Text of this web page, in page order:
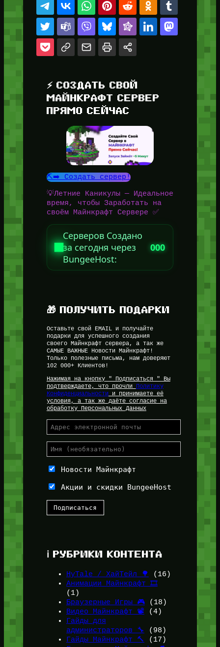
⚡ СОЗДАТЬ СВОЙ
МАЙНКРАФТ СЕРВЕР
ПРЯМО СЕЙЧАС
⛏️➡️ Создать сервер!
💡Летние Каникулы — Идеальное
время, чтобы Заработать на
своём Майнкрафт Сервере ✅
Серверов Создано
за сегодня через
BungeeHost:
000
🎁 ПОЛУЧИТЬ ПОДАРКИ
Оставьте свой EMAIL и получайте
подарки для успешного создания
своего Майнкрафт сервера, а так же
САМЫЕ ВАЖНЫЕ Новости Майнкрафт!
Только полезные письма, нам доверяют
102 000+ Клиентов!
Нажимая на кнопку " Подписаться " Вы
подтверждаете, что прочли
Политику
Конфиденциальностии принимаете её
условия, а так же даёте согласие на
обработку Персональных Данных
Новости Майнкрафт
Акции и скидки BungeeHost
ℹ️ РУБРИКИ КОНТЕНТА
HyTale / ХайТейл 🌳
(16)
Анимации Майнкрафт 🎞️
(1)
Браузерные Игры 🎮(18)
Видео Майнкрафт 📽️ (4)
Гайды для
администраторов 🔧
(98)
Гайды Майнкрафт 🔨
(17)